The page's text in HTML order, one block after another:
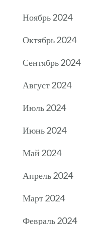
Ноябрь 2024
Октябрь 2024
Сентябрь 2024
Август 2024
Июль 2024
Июнь 2024
Май 2024
Апрель 2024
Март 2024
Февраль 2024